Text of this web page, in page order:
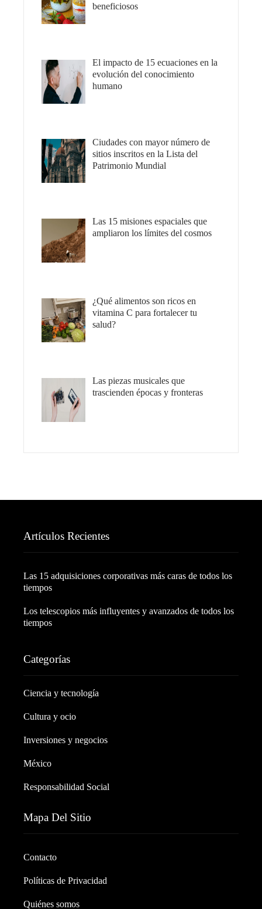
beneficiosos
El impacto de 15 ecuaciones en la
evolución del conocimiento
humano
Ciudades con mayor número de
sitios inscritos en la Lista del
Patrimonio Mundial
Las 15 misiones espaciales que
ampliaron los límites del cosmos
¿Qué alimentos son ricos en
vitamina C para fortalecer tu
salud?
Las piezas musicales que
trascienden épocas y fronteras
Artículos Recientes
Las 15 adquisiciones corporativas más caras de todos los
tiempos
Los telescopios más influyentes y avanzados de todos los
tiempos
Categorías
Ciencia y tecnología
Cultura y ocio
Inversiones y negocios
México
Responsabilidad Social
Mapa Del Sitio
Contacto
Políticas de Privacidad
Quiénes somos